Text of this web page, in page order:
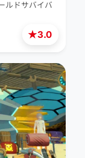
★3.0
ルドサバイバ